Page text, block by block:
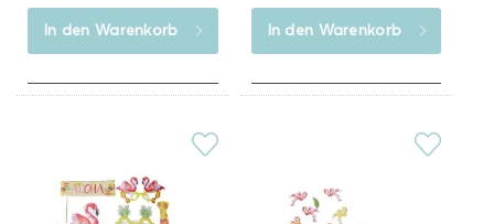
In den Warenkorb In den Warenkorb